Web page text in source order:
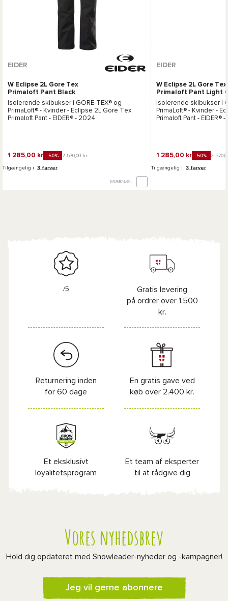
EIDER
W Eclipse 2L Gore Tex
Primaloft Pant Black
Isolerende skibukser i GORE-TEX® og
PrimaLoft® - Kvinder - Eclipse 2L Gore Tex
Primaloft Pant - EIDER® - 2024
1 285,00 kr -50% 2 570,00 kr
Tilgængelig i 3 farver
SAMMENLIGN
EIDER
W Eclipse 2L Gore Tex
Primaloft Pant Light
Isolerende skibukser i
PrimaLoft® - Kvinder -
Primaloft Pant - EIDER® -
1 285,00 kr -50% 2
Tilgængelig i 3 farver
/5
Gratis levering
på ordrer over 1.500
kr.
Returnering inden
for 60 dage
En gratis gave ved
køb over 2.400 kr.
Et eksklusivt
loyalitetsprogram
Et team af eksperter
til at rådgive dig
Vores nyhedsbrev
Hold dig opdateret med Snowleader-nyheder og -kampagner!
Jeg vil gerne abonnere